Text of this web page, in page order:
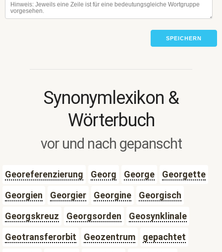
SPEICHERN
Synonymlexikon &
Wörterbuch
vor und nach gepanscht
Georeferenzierung Georg George
Georgette
Georgien
Georgier Georgine
Georgisch
Georgskreuz
Georgsorden
Geosynklinale
Geotransferorbit
Geozentrum
gepachtet